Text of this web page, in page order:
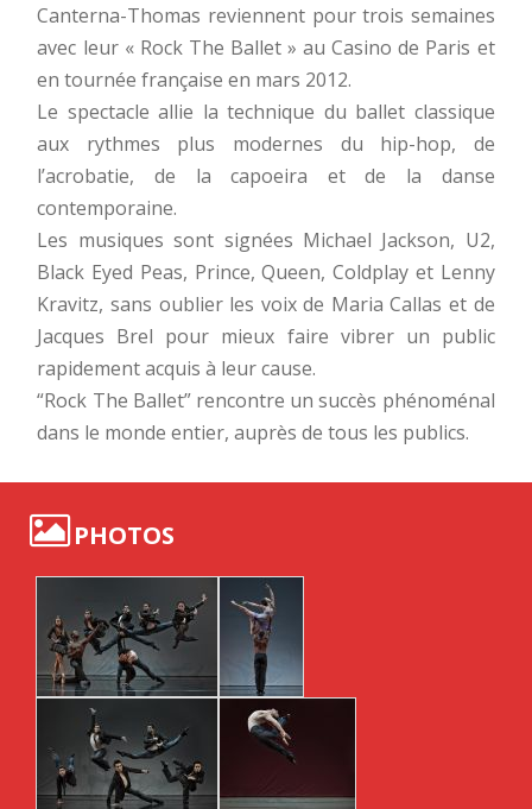
Canterna-Thomas reviennent pour trois semaines
avec leur « Rock The Ballet » au Casino de Paris et
en tournée française en mars 2012.
Le spectacle allie la technique du ballet classique
aux rythmes plus modernes du hip-hop, de
l’acrobatie, de la capoeira et de la danse
contemporaine.
Les musiques sont signées Michael Jackson, U2,
Black Eyed Peas, Prince, Queen, Coldplay et Lenny
Kravitz, sans oublier les voix de Maria Callas et de
Jacques Brel pour mieux faire vibrer un public
rapidement acquis à leur cause.
“Rock The Ballet” rencontre un succès phénoménal
dans le monde entier, auprès de tous les publics.
PHOTOS